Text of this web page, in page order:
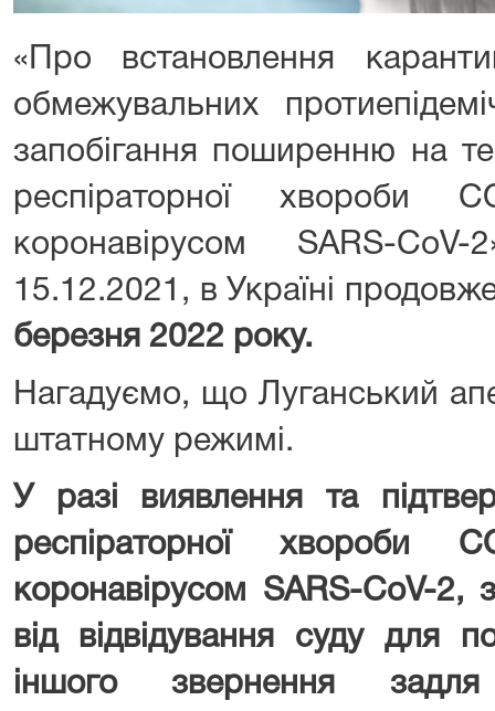
«Про встановлення
обмежувальних
запобігання поширенню на
респіраторної хвороби
коронавірусом SARS-
15.12.2021, в Україні
березня 2022 року.
Нагадуємо, що Луганський
штатному режимі.
У разі виявлення та
респіраторної хвороби
коронавірусом SARS-CoV-2,
від відвідування суду для
іншого звернення задля